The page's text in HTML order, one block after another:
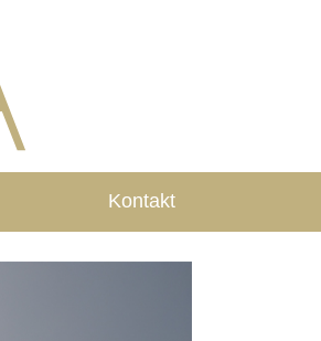
Kontakt